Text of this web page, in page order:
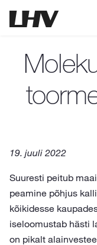
19. juuli 2022
Suuresti peitub
peamine põhjus
kõikidesse
iseloomustab hästi
on pikalt